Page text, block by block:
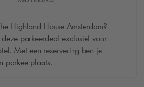
Highland House Amsterdam?
parkeerdeal exclusief voor
Met een reservering ben je
parkeerplaats.